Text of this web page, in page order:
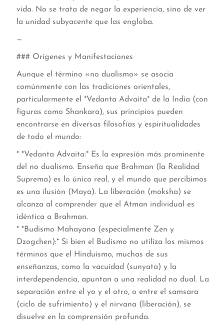
vida. No se trata de negar la experiencia, sino de ver
la unidad subyacente que las engloba.
—
### Orígenes y Manifestaciones
Aunque el término «no dualismo» se asocia
comúnmente con las tradiciones orientales,
particularmente el *Vedanta Advaita* de la India (con
figuras como Shankara), sus principios pueden
encontrarse en diversas filosofías y espiritualidades
de todo el mundo:
* *Vedanta Advaita:* Es la expresión más prominente
del no dualismo. Enseña que Brahman (la Realidad
Suprema) es lo único real, y el mundo que percibimos
es una ilusión (Maya). La liberación (moksha) se
alcanza al comprender que el Atman individual es
idéntica a Brahman.
* *Budismo Mahayana (especialmente Zen y
Dzogchen):* Si bien el Budismo no utiliza los mismos
términos que el Hinduismo, muchas de sus
enseñanzas, como la vacuidad (sunyata) y la
interdependencia, apuntan a una realidad no dual. La
separación entre el yo y el otro, o entre el samsara
(ciclo de sufrimiento) y el nirvana (liberación), se
disuelve en la comprensión profunda.